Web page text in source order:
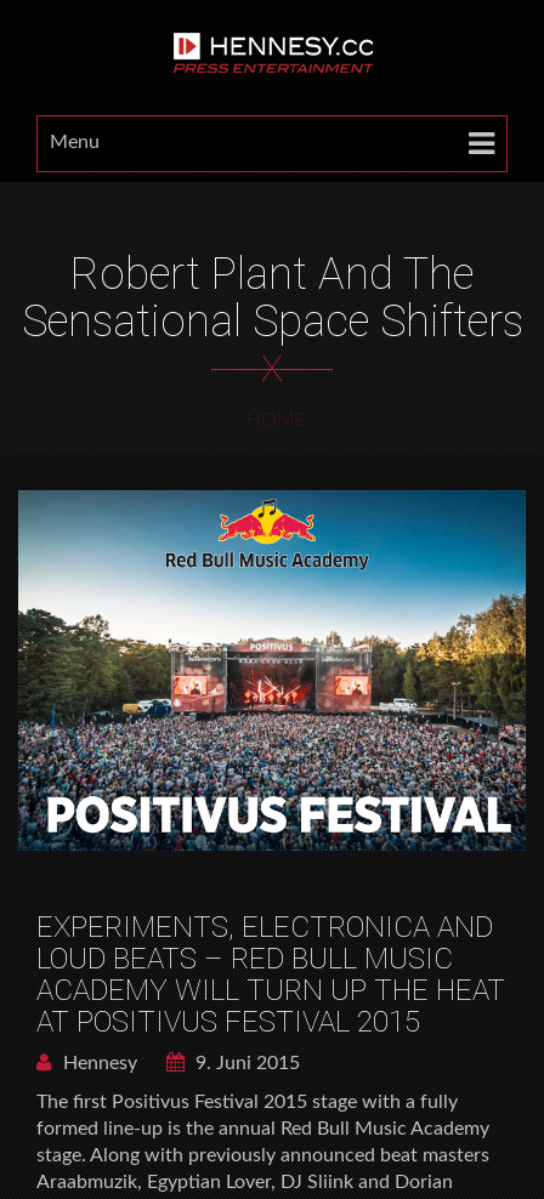
Menu
Robert Plant And The
Sensational Space Shifters
X
HOME
EXPERIMENTS, ELECTRONICA AND
LOUD BEATS – RED BULL MUSIC
ACADEMY WILL TURN UP THE HEAT
AT POSITIVUS FESTIVAL 2015
Hennesy
9. Juni 2015
The first Positivus Festival 2015 stage with a fully
formed line-up is the annual Red Bull Music Academy
stage. Along with previously announced beat masters
Araabmuzik, Egyptian Lover, DJ Sliink and Dorian